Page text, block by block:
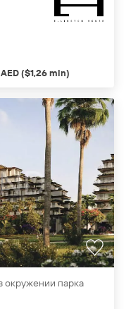
($1,26 mln)
окружении парка